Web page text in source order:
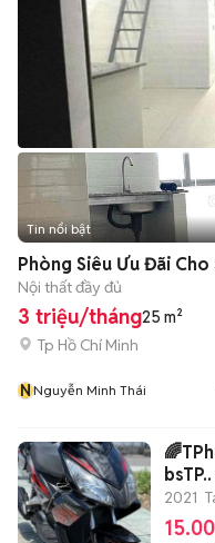
Tin nổi bật
Phòng Siêu Ưu Đãi Cho
Nội thất đầy đủ
3 triệu/tháng25 m²
Tp Hồ Chí Minh
NNguyễn Minh Thái
2021